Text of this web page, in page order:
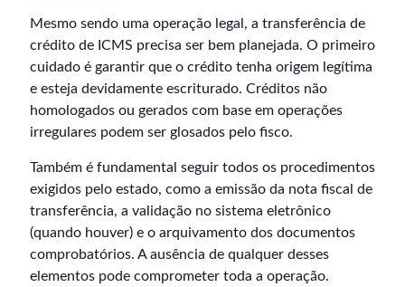
Mesmo sendo uma operação legal, a transferência de
crédito de ICMS precisa ser bem planejada. O primeiro
cuidado é garantir que o crédito tenha origem legítima
e esteja devidamente escriturado. Créditos não
homologados ou gerados com base em operações
irregulares podem ser glosados pelo fisco.
Também é fundamental seguir todos os procedimentos
exigidos pelo estado, como a emissão da nota fiscal de
transferência, a validação no sistema eletrônico
(quando houver) e o arquivamento dos documentos
comprobatórios. A ausência de qualquer desses
elementos pode comprometer toda a operação.